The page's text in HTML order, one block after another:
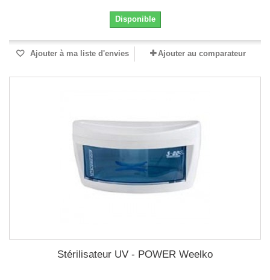
Disponible
Ajouter à ma liste d'envies Ajouter au comparateur
Stérilisateur UV - POWER Weelko